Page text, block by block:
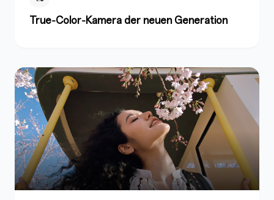
True‑Color‑Kamera der neuen Generation